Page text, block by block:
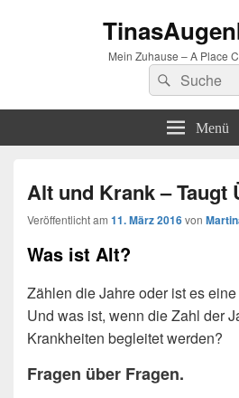
Mein Zuhause – A Place
Suchen
nach:
Suchen
Menü
Alt und Krank – Taugt
Veröffentlicht am 11. März 2016von
Was ist Alt?
Zählen die Jahre oder ist es
Und was ist, wenn die Zahl der
Krankheiten begleitet werden?
Fragen über Fragen.